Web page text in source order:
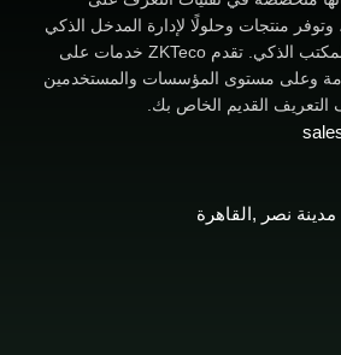
وتوفر منتجات وحلولًا لإدارة المدخل الذكي
ومصادقة الهوية الذكية والمكتب الذكي. تقدم ZKTeco خدمات على
وعلى مستوى المؤسسات والمستخدمين
القديم الخاص بك.